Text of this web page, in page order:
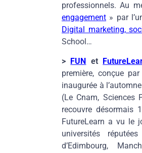
professionnels. Au
engagement » par
Digital marketing,
School…
> FUN et
première, conçue
inaugurée à
(Le Cnam, Sciences
recouvre désormais
FutureLearn a vu le
universités
d’Edimbourg,